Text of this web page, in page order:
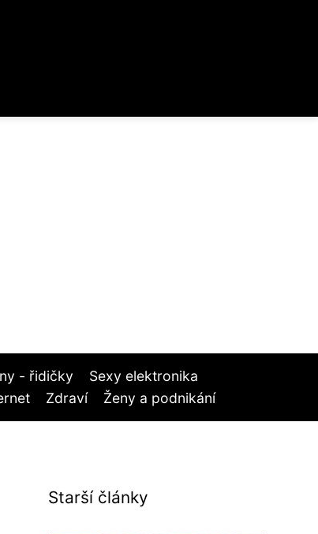
- řidičky
Sexy elektronika
Zdraví Ženy a podnikání
Starší články